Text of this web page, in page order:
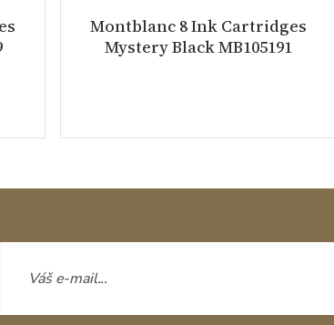
Montblanc 8 Ink Cartridges
Mystery Black MB105191